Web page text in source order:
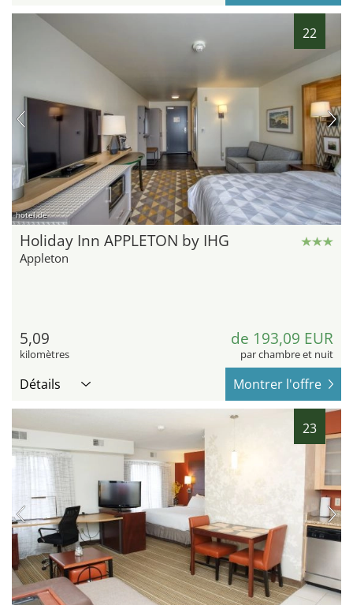
22
hotel.de
Holiday Inn APPLETON by IHG
Appleton
5,09
kilomètres
de 193,09 EUR
par chambre et nuit
Détails Montrer l'offre
23